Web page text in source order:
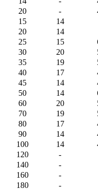
20
-
15
14
20
14
25
15
30
20
35
19
40
17
45
14
50
14
60
20
70
19
80
17
90
14
100
14
120
-
140
-
160
-
180
-